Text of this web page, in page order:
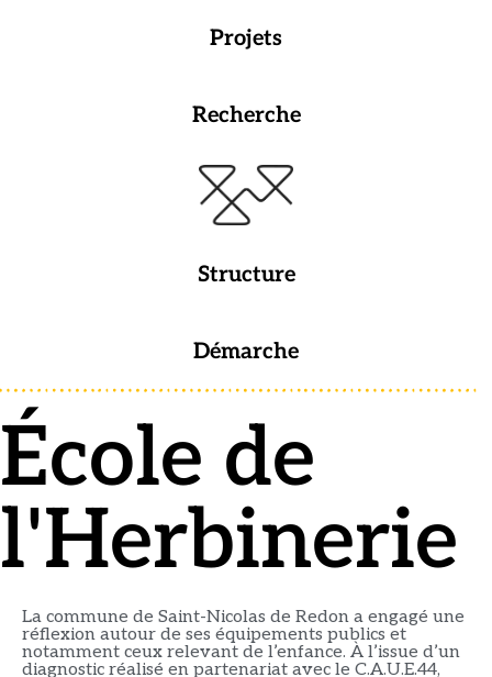
Projets
Recherche
Structure
Démarche
École de
l'Herbinerie
La commune de Saint-Nicolas de Redon a engagé une
réflexion autour de ses équipements publics et
notamment ceux relevant de l’enfance. À l’issue d’un
diagnostic réalisé en partenariat avec le C.A.U.E.44,